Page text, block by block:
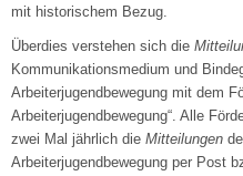
mit historischem Bezug.
Überdies verstehen sich die
Kommunikationsmedium und
Arbeiterjugendbewegung mit dem
Arbeiterjugendbewegung“. Alle
zwei Mal jährlich die Mitteilungen
Arbeiterjugendbewegung per Post